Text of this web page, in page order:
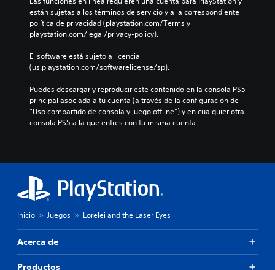
están sujetas a los términos de servicio y a la correspondiente
política de privacidad (playstation.com/Terms y
playstation.com/legal/privacy-policy).
El software está sujeto a licencia
(us.playstation.com/softwarelicense/sp).
Puedes descargar y reproducir este contenido en la consola PS5
principal asociada a tu cuenta (a través de la configuración de
“Uso compartido de consola y juego offline”) y en cualquier otra
consola PS5 a la que entres con tu misma cuenta.
Inicio Juegos Lorelei and the Laser Eyes
Acerca de
Productos